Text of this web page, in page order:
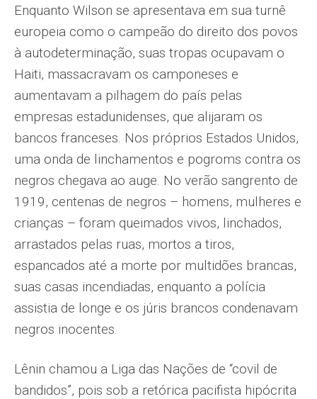
Enquanto Wilson se apresentava em sua turnê
europeia como o campeão do direito dos povos
à autodeterminação, suas tropas ocupavam o
Haiti, massacravam os camponeses e
aumentavam a pilhagem do país pelas
empresas estadunidenses, que alijaram os
bancos franceses. Nos próprios Estados Unidos,
uma onda de linchamentos e pogroms contra os
negros chegava ao auge. No verão sangrento de
1919, centenas de negros – homens, mulheres e
crianças – foram queimados vivos, linchados,
arrastados pelas ruas, mortos a tiros,
espancados até a morte por multidões brancas,
suas casas incendiadas, enquanto a polícia
assistia de longe e os júris brancos condenavam
negros inocentes.
Lênin chamou a Liga das Nações de “covil de
bandidos”, pois sob a retórica pacifista hipócrita